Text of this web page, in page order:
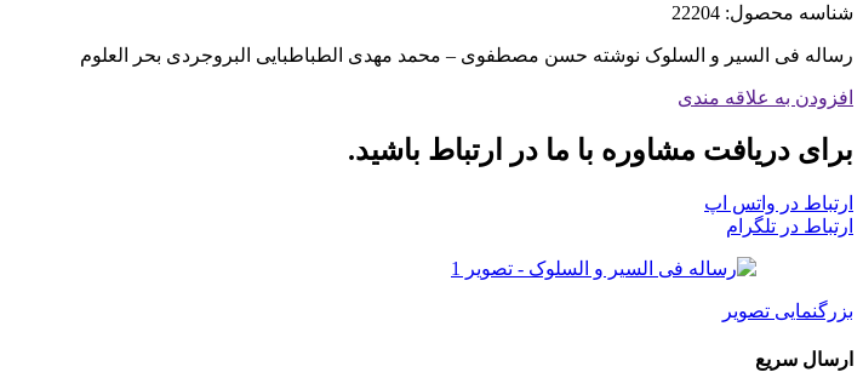
شناسه محصول: 22204
رساله فی السیر و السلوک نوشته حسن مصطفوی – محمد مهدی الطباطبایی البروجردی بحر العلوم
افزودن به علاقه مندی
برای دریافت مشاوره با ما در ارتباط باشید.
ارتباط در واتس اپ
ارتباط در تلگرام
بزرگنمایی تصویر
ارسال سریع